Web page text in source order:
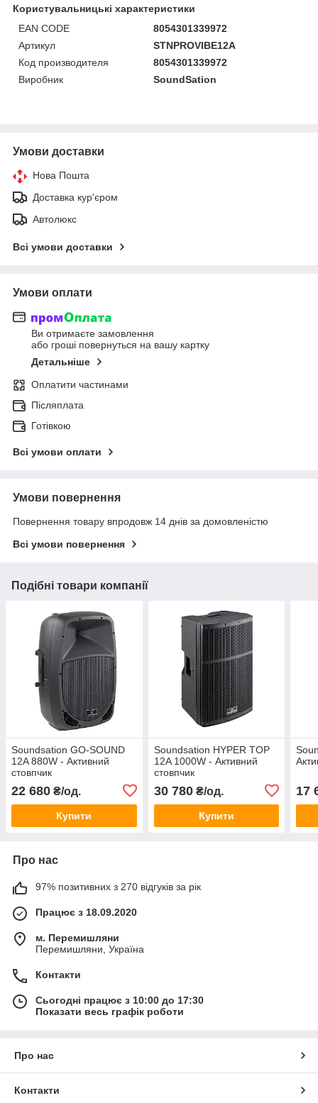
Користувальницькі характеристики
EAN CODE
8054301339972
Артикул
STNPROVIBE12A
Код производителя
8054301339972
Виробник
SoundSation
Умови доставки
Нова Пошта
Доставка кур'єром
Автолюкс
Всі умови доставки
Умови оплати
Ви отримаєте замовлення
або гроші повернуться на вашу картку
Детальніше
Оплатити частинами
Післяплата
Готівкою
Всі умови оплати
Умови повернення
Повернення товару впродовж 14 днів за домовленістю
Всі умови повернення
Подібні товари компанії
Soundsation GO-SOUND
12A 880W - Активний
стовпчик
22 680 ₴/од.
Купити
Soundsation HYPER TOP
12A 1000W - Активний
стовпчик
30 780₴/од.
Купити
17
Про нас
97% позитивних з 270 відгуків за рік
Працює з 18.09.2020
м. Перемишляни
Перемишляни, Україна
Контакти
Сьогодні працює з 10:00 до 17:30
Показати весь графік роботи
Про нас
Контакти